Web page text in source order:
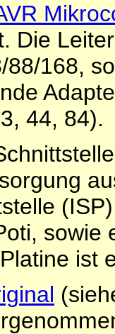
Die
88/168,
44, 84).
sowie
ist